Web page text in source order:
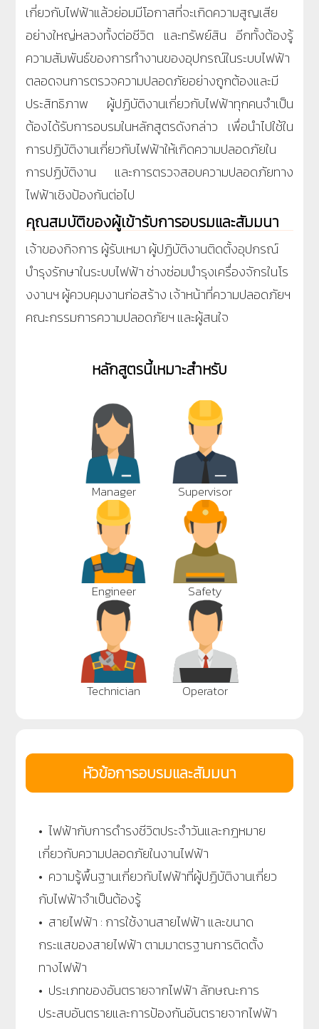
เกี่ยวกับไฟฟ้าแล้วย่อมมีโอกาสที่จะเกิดความสูญเสีย
อย่างใหญ่หลวงทั้งต่อชีวิต และทรัพย์สิน อีกทั้งต้องรู้
ความสัมพันธ์ของการทำงานของอุปกรณ์ในระบบไฟฟ้า
ตลอดจนการตรวจความปลอดภัยอย่างถูกต้องและมี
ประสิทธิภาพ ผู้ปฏิบัติงานเกี่ยวกับไฟฟ้าทุกคนจำเป็น
ต้องได้รับการอบรมในหลักสูตรดังกล่าว เพื่อนำไปใช้ใน
การปฏิบัติงานเกี่ยวกับไฟฟ้าให้เกิดความปลอดภัยใน
การปฏิบัติงาน และการตรวจสอบความปลอดภัยทาง
ไฟฟ้าเชิงป้องกันต่อไป
คุณสมบัติของผู้เข้ารับการอบรมและสัมมนา
เจ้าของกิจการ ผู้รับเหมา ผู้ปฏิบัติงานติดตั้งอุปกรณ์
บำรุงรักษาในระบบไฟฟ้า ช่างซ่อมบำรุงเครื่องจักรในโร
งงานฯ ผู้ควบคุมงานก่อสร้าง เจ้าหน้าที่ความปลอดภัยฯ
คณะกรรมการความปลอดภัยฯ และผู้สนใจ
หลักสูตรนี้เหมาะสำหรับ
Manager Supervisor
Engineer Safety
Technician Operator
หัวข้อการอบรมและสัมมนา
• ไฟฟ้ากับการดำรงชีวิตประจำวันและกฎหมาย
เกี่ยวกับความปลอดภัยในงานไฟฟ้า
• ความรู้พื้นฐานเกี่ยวกับไฟฟ้าที่ผู้ปฏิบัติงานเกี่ยว
กับไฟฟ้าจำเป็นต้องรู้
• สายไฟฟ้า : การใช้งานสายไฟฟ้า และขนาด
กระแสของสายไฟฟ้า ตามมาตรฐานการติดตั้ง
ทางไฟฟ้า
• ประเภทของอันตรายจากไฟฟ้า ลักษณะการ
ประสบอันตรายและการป้องกันอันตรายจากไฟฟ้า